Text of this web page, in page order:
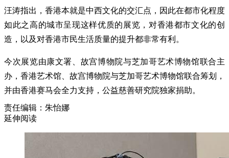
汪涛指出，香港本就是中西文化的交汇点，因此在都市化程度
如此之高的城市呈现这样优质的展览，对香港都市文化的创
造，以及对香港市民生活质量的提升都非常有利。
今次展览由康文署、故宫博物院与芝加哥艺术博物馆联合主
办，香港艺术馆、故宫博物院与芝加哥艺术博物馆联合筹划，
并由香港赛马会全力支持，公益慈善研究院独家捐助。
责任编辑：朱怡娜
延伸阅读